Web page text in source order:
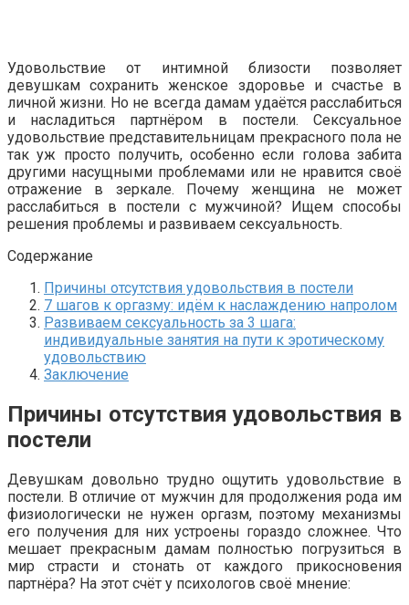
Удовольствие от интимной близости позволяет
девушкам сохранить женское здоровье и счастье в
личной жизни. Но не всегда дамам удаётся расслабиться
и насладиться партнёром в постели. Сексуальное
удовольствие представительницам прекрасного пола не
так уж просто получить, особенно если голова забита
другими насущными проблемами или не нравится своё
отражение в зеркале. Почему женщина не может
расслабиться в постели с мужчиной? Ищем способы
решения проблемы и развиваем сексуальность.
Содержание
Причины отсутствия удовольствия в постели
7 шагов к оргазму: идём к наслаждению напролом
Развиваем сексуальность за 3 шага:
индивидуальные занятия на пути к эротическому
удовольствию
Заключение
Причины отсутствия удовольствия в
постели
Девушкам довольно трудно ощутить удовольствие в
постели. В отличие от мужчин для продолжения рода им
физиологически не нужен оргазм, поэтому механизмы
его получения для них устроены гораздо сложнее. Что
мешает прекрасным дамам полностью погрузиться в
мир страсти и стонать от каждого прикосновения
партнёра? На этот счёт у психологов своё мнение: